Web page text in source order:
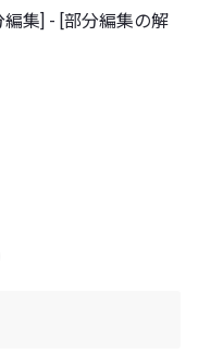
編集] - [部分編集の解